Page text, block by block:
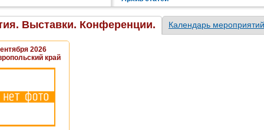
Выставки. Конференции. Календарь мероприятий
2026
край